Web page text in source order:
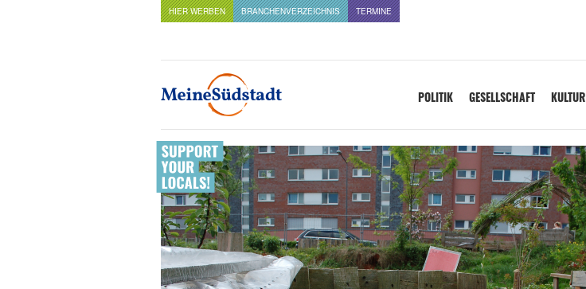
HIER WERBEN BRANCHENVERZEICHNIS TERMINE
POLITIK GESELLSCHAFT KULTUR